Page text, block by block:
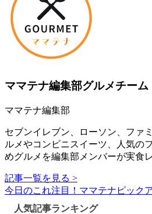
ママテナ編集部グルメチーム
ママテナ編集部
セブンイレブン、ローソン、ファ
ルメやコンビニスイーツ、人気の
めグルメを編集部メンバーが実食
記事一覧を見る >
今日のこれ注目！ママテナピック
人気記事ランキング